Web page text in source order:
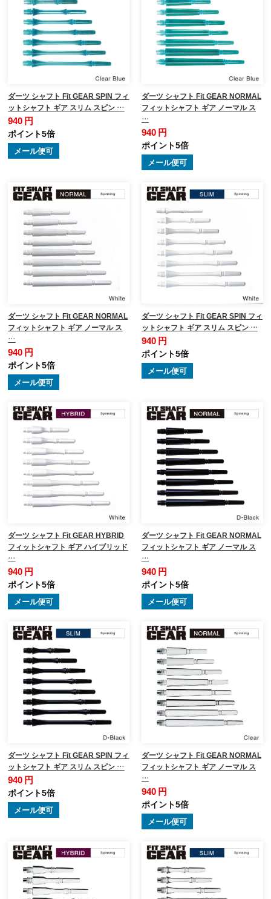
ダーツ シャフト Fit GEAR SPIN フィ
ットシャフト ギア スリム スピン …
940 円
ポイント5倍
メール便可
ダーツ シャフト Fit GEAR NORMAL
フィットシャフト ギア ノーマル ス
…
940 円
ポイント5倍
メール便可
ダーツ シャフト Fit GEAR NORMAL
フィットシャフト ギア ノーマル ス
…
940 円
ポイント5倍
メール便可
ダーツ シャフト Fit GEAR SPIN フィ
ットシャフト ギア スリム スピン …
940 円
ポイント5倍
メール便可
ダーツ シャフト Fit GEAR HYBRID
フィットシャフト ギア ハイブリッド
…
940 円
ポイント5倍
メール便可
ダーツ シャフト Fit GEAR NORMAL
フィットシャフト ギア ノーマル ス
…
940 円
ポイント5倍
メール便可
ダーツ シャフト Fit GEAR SPIN フィ
ットシャフト ギア スリム スピン …
940 円
ポイント5倍
メール便可
ダーツ シャフト Fit GEAR NORMAL
フィットシャフト ギア ノーマル ス
…
940 円
ポイント5倍
メール便可